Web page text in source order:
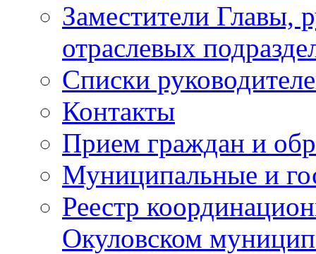
Заместители Главы,
отраслевых
Списки
Контакты
Прием граждан и
Муниципальные и
Реестр
Окуловском